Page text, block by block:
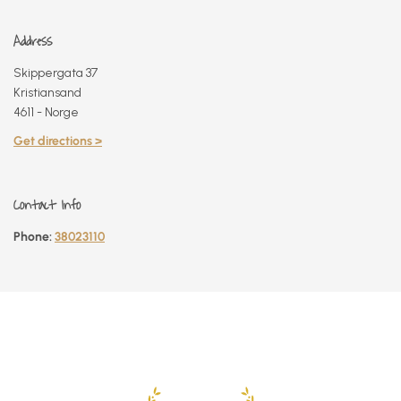
Address
Skippergata 37
Kristiansand
4611 - Norge
Get directions >
Contact Info
Phone:38023110